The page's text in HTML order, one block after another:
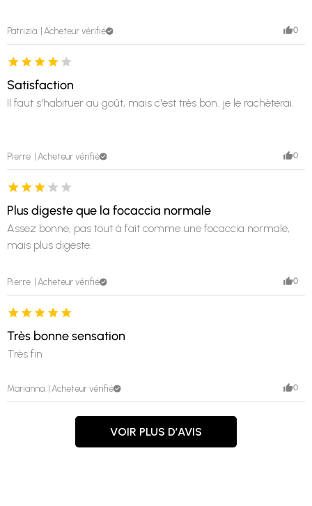
Patrizia Acheteur vérifié 0
Pierre Acheteur vérifié
Satisfaction
Il faut s'habituer au goût, mais c'est très bon. je le rachèterai.
0
Pierre Acheteur vérifié
Plus digeste que la focaccia normale
Assez bonne, pas tout à fait comme une focaccia normale,
mais plus digeste.
0
Marianna Acheteur vérifié
Très bonne sensation
Très fin
0
VOIR PLUS D’AVIS